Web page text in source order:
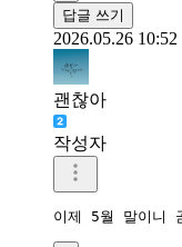
답글 쓰기
2026.05.26 10:52
괜찮아
작성자
이제 5월 말이니